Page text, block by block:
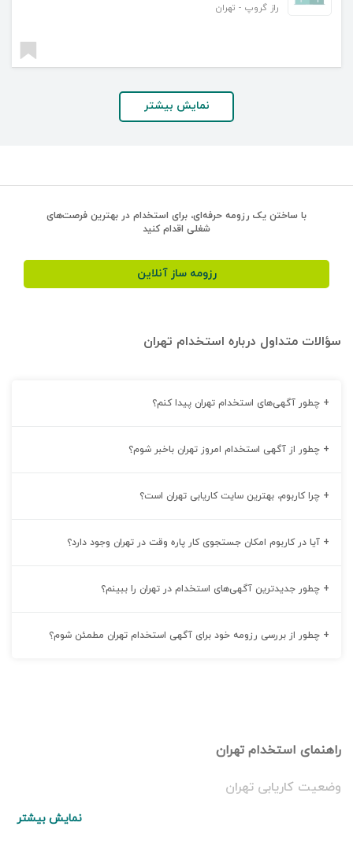
راز گروپ - تهران
نمایش بیشتر
با ساختن یک رزومه حرفه‌ای، برای استخدام در بهترین فرصت‌های
شغلی اقدام کنید
رزومه ساز آنلاین
سؤالات متداول درباره استخدام تهران
+ چطور آگهی‌های استخدام تهران پیدا کنم؟
+ چطور از آگهی استخدام امروز تهران باخبر شوم؟
+ چرا کاربوم، بهترین سایت کاریابی تهران است؟
+ آیا در کاربوم امکان جستجوی کار پاره وقت در تهران وجود دارد؟
+ چطور جدیدترین آگهی‌های استخدام در تهران را ببینم؟
+ چطور از بررسی رزومه خود برای آگهی استخدام تهران مطمئن شوم؟
راهنمای استخدام تهران
وضعیت کاریابی تهران
تهران علاوه‌بر پایتخت سیاسی، پایتخت اقتصادی کشور محسوب می‌شود و محل
نمایش بیشتر